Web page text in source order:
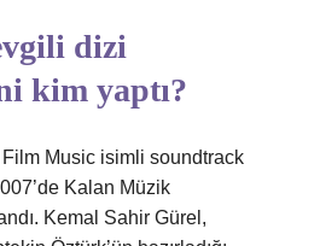
dizi
kim yaptı?
Music isimli soundtrack
Kalan Müzik
Kemal Sahir Gürel,